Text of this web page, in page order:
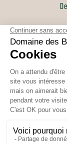
Neem voor